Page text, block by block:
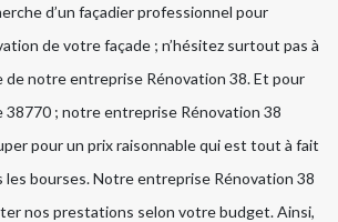
d’un façadier professionnel pour
de votre façade ; n’hésitez surtout pas à
de notre entreprise Rénovation 38. Et pour
38770 ; notre entreprise Rénovation 38
pour un prix raisonnable qui est tout à fait
bourses. Notre entreprise Rénovation 38
nos prestations selon votre budget. Ainsi,